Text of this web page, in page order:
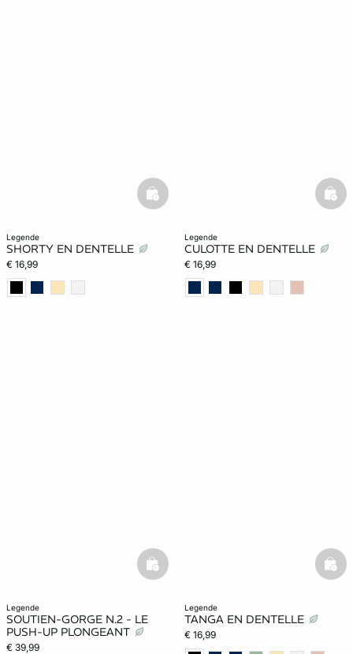
legende
SHORTY EN DENTELLE
€ 16,99
basketfull
legende
CULOTTE EN DENTELLE
€ 16,99
legende
SOUTIEN-GORGE N.2 - LE
PUSH-UP PLONGEANT
€ 39,99
basketfull
legende
TANGA EN DENTELLE
€ 16,99